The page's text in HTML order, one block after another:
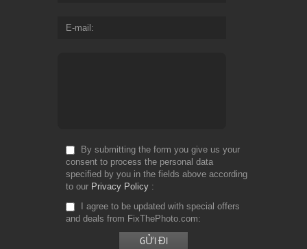
E-mail
By submitting the form you give us your
consent to process the personal data
specified by you in the fields above according
to our Privacy Policy
I agree to be updated with special offers
and deals from FixThePhoto.com